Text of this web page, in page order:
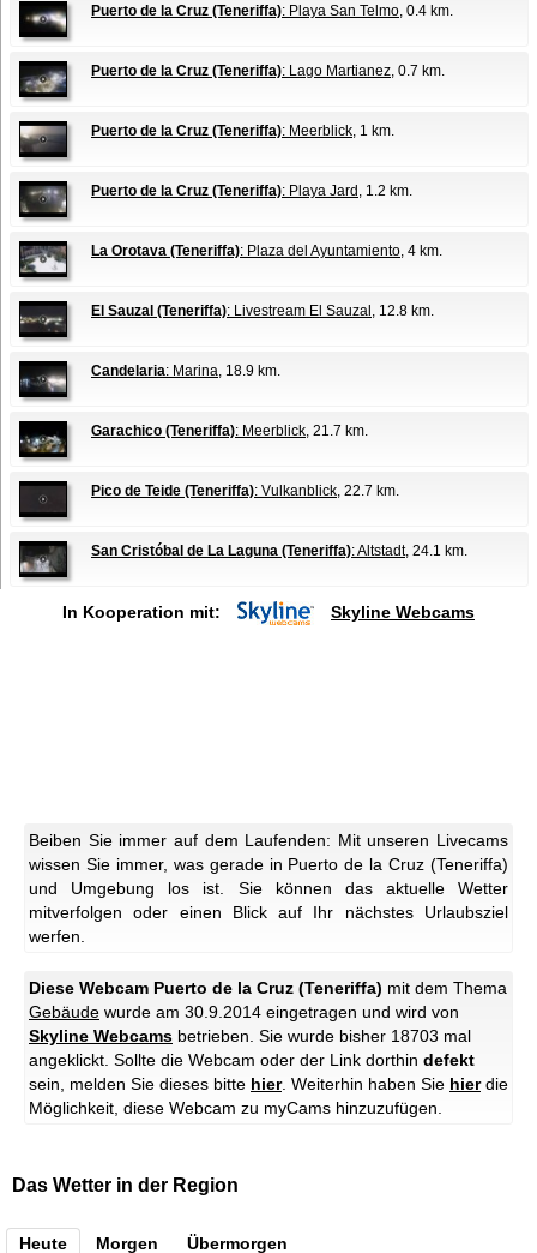
Puerto de la Cruz (Teneriffa): Playa San Telmo , 0.4 km.
Puerto de la Cruz (Teneriffa): Lago Martianez , 0.7 km.
Puerto de la Cruz (Teneriffa): Meerblick , 1 km.
Puerto de la Cruz (Teneriffa): Playa Jard , 1.2 km.
La Orotava (Teneriffa): Plaza del Ayuntamiento , 4 km.
El Sauzal (Teneriffa): Livestream El Sauzal , 12.8 km.
Candelaria: Marina , 18.9 km.
Garachico (Teneriffa): Meerblick , 21.7 km.
Pico de Teide (Teneriffa): Vulkanblick , 22.7 km.
San Cristóbal de La Laguna (Teneriffa): Altstadt, 24.1 km.
In Kooperation mit: Skyline Webcams
Beiben Sie immer auf dem Laufenden: Mit unseren Livecams
wissen Sie immer, was gerade in Puerto de la Cruz (Teneriffa)
und Umgebung los ist. Sie können das aktuelle Wetter
mitverfolgen oder einen Blick auf Ihr nächstes Urlaubsziel
werfen.
Diese Webcam Puerto de la Cruz (Teneriffa) mit dem Thema
Gebäude wurde am 30.9.2014 eingetragen und wird von
Skyline Webcams betrieben. Sie wurde bisher 18703 mal
angeklickt. Sollte die Webcam oder der Link dorthin defekt
sein, melden Sie dieses bitte hier. Weiterhin haben Sie hierdie
Möglichkeit, diese Webcam zu myCams hinzuzufügen.
Das Wetter in der Region
Heute Morgen Übermorgen